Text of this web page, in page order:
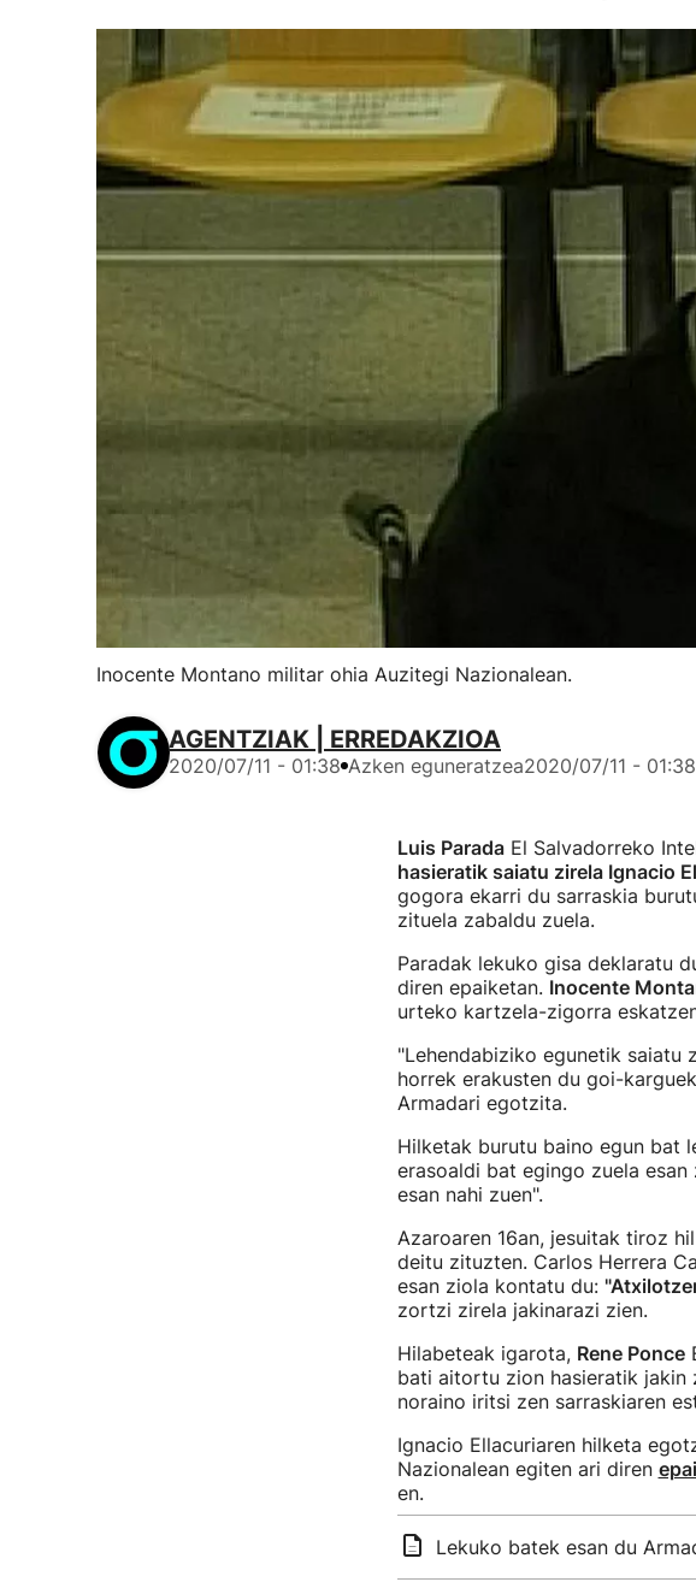
Inocente Montano militar ohia Auzitegi Nazionalean.
AGENTZIAK | ERREDAKZIOA
2020/07/11 - 01:38 Azken eguneratzea2020/07/11 - 01:38
Luis ParadaEl Salvadorreko
hasieratik saiatu zirela Ignacio
gogora ekarri du sarraskia
zituela zabaldu zuela.
Paradak lekuko gisa deklaratu
diren epaiketan. Inocente
urteko kartzela-zigorra
"Lehendabiziko egunetik saiatu
horrek erakusten du goi-
Armadari egotzita.
Hilketak burutu baino egun bat
erasoaldi bat egingo zuela
esan nahi zuen".
Azaroaren 16an, jesuitak tiroz
deitu zituzten. Carlos Herrera
esan ziola kontatu du:
zortzi zirela jakinarazi zien.
Hilabeteak igarota, Rene Ponce
bati aitortu zion hasieratik jakin
noraino iritsi zen sarraskiaren
Ignacio Ellacuriaren hilketa
Nazionalean egiten ari diren
en.
Lekuko batek esan du